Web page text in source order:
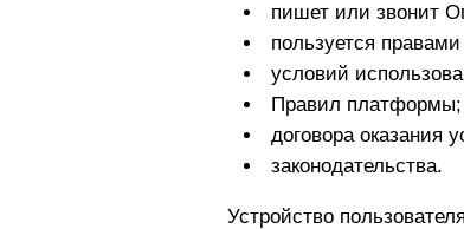
пишет или звонит
пользуется
условий
Правил платформы;
договора оказания
законодательства.
Устройство